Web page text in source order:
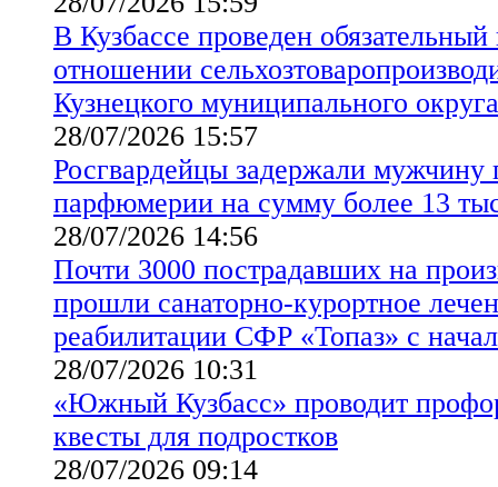
В Кузбассе проведен
отношении
Кузнецкого муниципального округа
28/07/2026 15:57
Росгвардейцы задержали мужчину
парфюмерии на сумму более 13
28/07/2026 14:56
Почти 3000 пострадавших на
прошли санаторно-курортное
реабилитации СФР «Топаз» с
28/07/2026 10:31
«Южный Кузбасс» проводит
квесты для подростков
28/07/2026 09:14